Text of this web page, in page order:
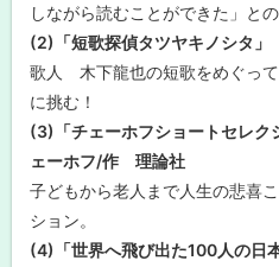
事
業
高
畠
那
生
バ
ナ
じ
け
しながら読むことができた」との
(2)「短歌探偵タツヤキノシタ
歌人 木下龍也の短歌をめぐっ
に挑む！
(3)「チェーホフショートセレ
ェーホフ/作 理論社
子どもから老人まで人生の悲喜
ション。
(4)「世界へ飛び出た100人の